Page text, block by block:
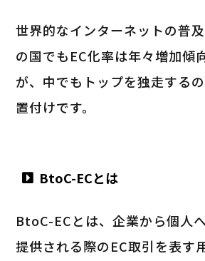
世界的なインターネットの普
の国でもEC化率は年々増加傾
が、中でもトップを独走する
置付けです。
BtoC-ECとは
BtoC-ECとは、企業から個人
提供される際のEC取引を表す